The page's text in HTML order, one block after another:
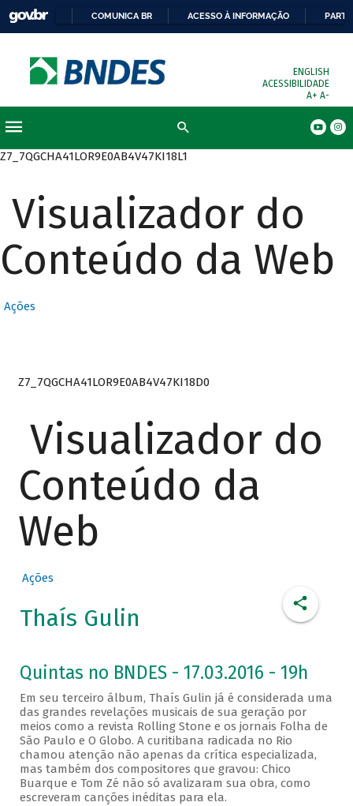
COMUNICA BR ACESSO À INFORMAÇÃO
ENGLISH
ACESSIBILIDADE
A+ A-
Z7_7QGCHA41LOR9E0AB4V47KI18L1
Visualizador do
Conteúdo da Web
Ações
Z7_7QGCHA41LOR9E0AB4V47KI18D0
Visualizador do
Conteúdo da
Web
Ações
Thaís Gulin
Quintas no BNDES - 17.03.2016 - 19h
Em seu terceiro álbum, Thaís Gulin já é considerada uma
das grandes revelações musicais de sua geração por
meios como a revista Rolling Stone e os jornais Folha de
São Paulo e O Globo. A curitibana radicada no Rio
chamou atenção não apenas da crítica especializada,
mas também dos compositores que gravou: Chico
Buarque e Tom Zé não só avalizaram sua obra, como
escreveram canções inéditas para ela.